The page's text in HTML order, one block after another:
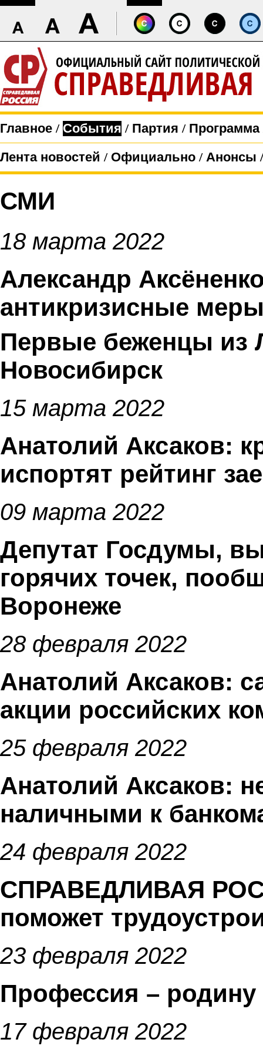
Главное / События / Партия / Программа
Лента новостей / Официально / Анонсы
СМИ
18 марта 2022
Александр
антикризисные
Первые беженцы из
Новосибирск
15 марта 2022
Анатолий Аксаков:
испортят рейтинг
09 марта 2022
Депутат Госдумы,
горячих точек,
Воронеже
28 февраля 2022
Анатолий Аксаков:
акции российских
25 февраля 2022
Анатолий Аксаков:
наличными к
24 февраля 2022
СПРАВЕДЛИВАЯ
поможет
23 февраля 2022
Профессия –
17 февраля 2022